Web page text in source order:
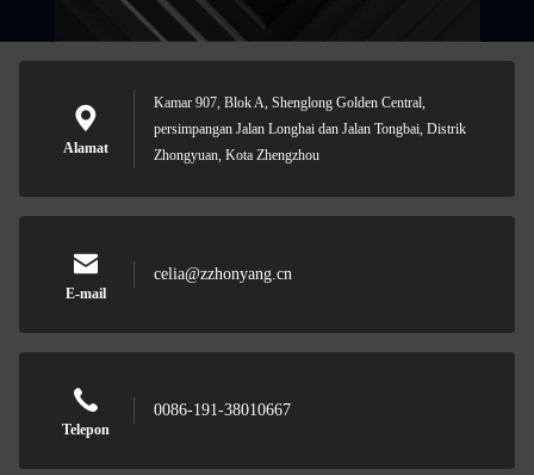
Alamat
Kamar 907, Blok A, Shenglong Golden Central,
persimpangan Jalan Longhai dan Jalan Tongbai, Distrik
Zhongyuan, Kota Zhengzhou
E-mail
celia@zzhonyang.cn
Telepon
0086-191-38010667